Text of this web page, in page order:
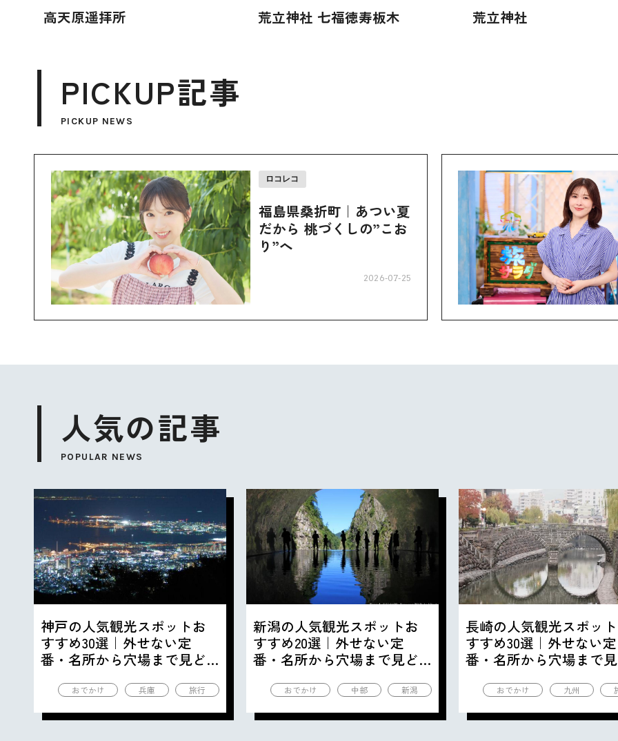
高天原遥拝所 荒立神社 七福徳寿板木 荒立神社
PICKUP記事
PICKUP NEWS
ロコレコ
福島県桑折町｜あつい夏
だから 桃づくしの”こお
り”へ
2026-07-25
人気の記事
POPULAR NEWS
神戸の人気観光スポットお
すすめ30選｜外せない定
番・名所から穴場まで見ど
おでかけ 兵庫 旅行
新潟の人気観光スポットお
すすめ20選｜外せない定
番・名所から穴場まで見ど
おでかけ 中部 新潟
長崎の人気観光スポッ
すすめ30選｜外せない定
番・名所から穴場まで
おでかけ 九州